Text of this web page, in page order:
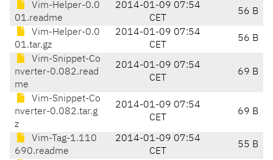
Vim-Helper-0.0
01.readme
2014-01-09 07:54
CET
56 B
Vim-Helper-0.0
01.tar.gz
2014-01-09 07:54
CET
56 B
Vim-Snippet-Co
nverter-0.082.read
me
2014-01-09 07:54
CET
69 B
Vim-Snippet-Co
nverter-0.082.tar.g
z
2014-01-09 07:54
CET
69 B
Vim-Tag-1.110
690.readme
2014-01-09 07:54
CET
55 B